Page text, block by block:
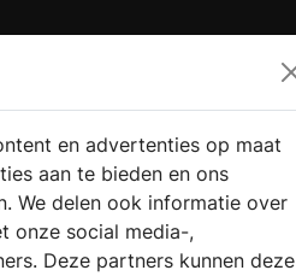
WEBSHOP
en advertenties op maat
aan te bieden en ons
We delen ook informatie over
onze social media-,
Deze partners kunnen deze